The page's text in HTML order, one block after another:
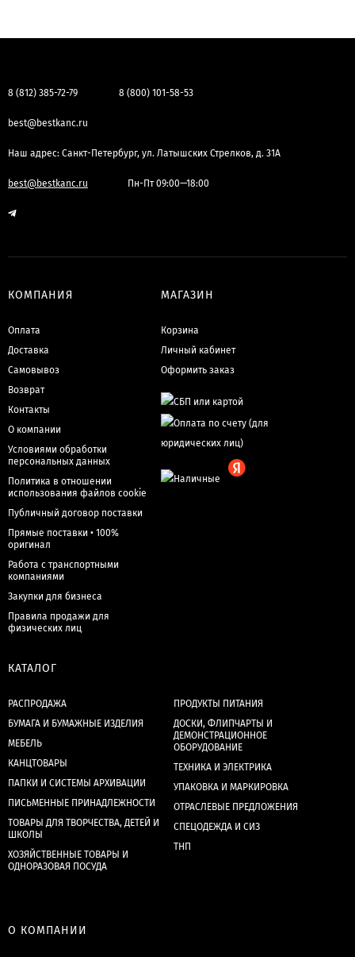
8 (812) 385-72-79 8 (800) 101-58-53
best@bestkanc.ru
Наш адрес: Санкт-Петербург, ул. Латышских Стрелков, д. 31А
best@bestkanc.ru Пн-Пт 09:00—18:00
КОМПАНИЯ
Оплата
Доставка
Самовывоз
Возврат
Контакты
О компании
Условиями обработки
персональных данных
Политика в отношении
использования файлов cookie
Публичный договор поставки
Прямые поставки • 100%
оригинал
Работа с транспортными
компаниями
Закупки для бизнеса
Правила продажи для
физических лиц
МАГАЗИН
Корзина
Личный кабинет
Оформить заказ
КАТАЛОГ
РАСПРОДАЖА
БУМАГА И БУМАЖНЫЕ ИЗДЕЛИЯ
МЕБЕЛЬ
КАНЦТОВАРЫ
ПАПКИ И СИСТЕМЫ АРХИВАЦИИ
ПИСЬМЕННЫЕ ПРИНАДЛЕЖНОСТИ
ТОВАРЫ ДЛЯ ТВОРЧЕСТВА, ДЕТЕЙ И
ШКОЛЫ
ХОЗЯЙСТВЕННЫЕ ТОВАРЫ И
ОДНОРАЗОВАЯ ПОСУДА
ПРОДУКТЫ ПИТАНИЯ
ДОСКИ, ФЛИПЧАРТЫ И
ДЕМОНСТРАЦИОННОЕ
ОБОРУДОВАНИЕ
ТЕХНИКА И ЭЛЕКТРИКА
УПАКОВКА И МАРКИРОВКА
ОТРАСЛЕВЫЕ ПРЕДЛОЖЕНИЯ
СПЕЦОДЕЖДА И СИЗ
ТНП
О КОМПАНИИ